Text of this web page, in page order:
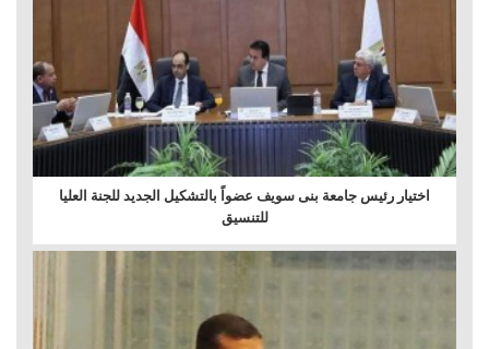
اختيار رئيس جامعة بنى سويف عضواً بالتشكيل الجديد للجنة العليا
للتنسيق